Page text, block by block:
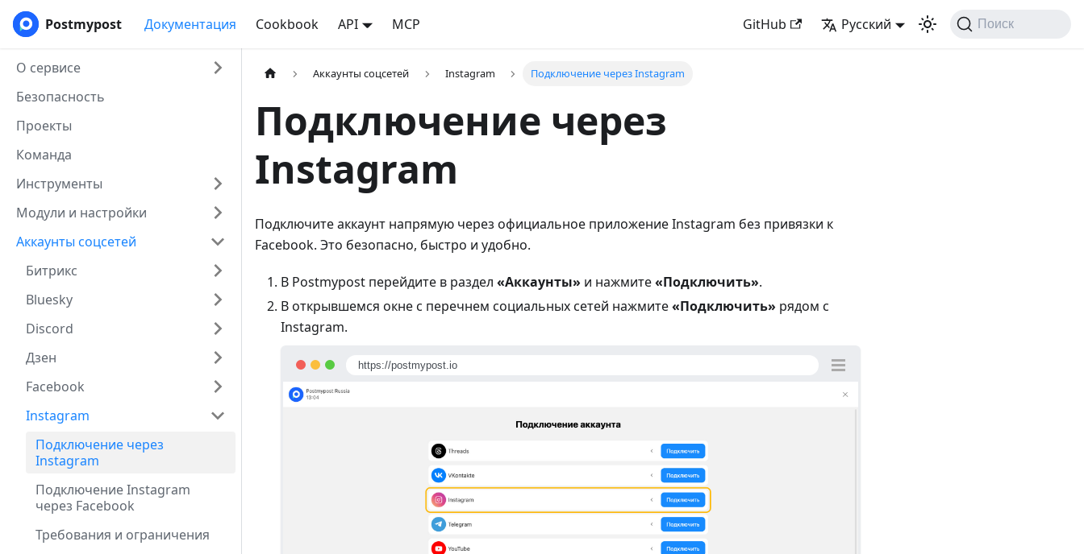
Postmypost Документация Cookbook API MCP GitHub Русский Поиск
О сервисе
Безопасность
Проекты
Команда
Инструменты
Модули и настройки
Аккаунты соцсетей
Битрикс
Bluesky
Discord
Дзен
Facebook
Instagram
Подключение через
Instagram
Подключение Instagram
через Facebook
Требования и ограничения
Аккаунты соцсетей Instagram Подключение через Instagram
Подключение через
Instagram
Подключите аккаунт напрямую через официальное приложение Instagram без привязки к
Facebook. Это безопасно, быстро и удобно.
В Postmypost перейдите в раздел «Аккаунты» и нажмите«Подключить».
В открывшемся окне с перечнем социальных сетей нажмите«Подключить» рядом с
Instagram.
https://postmypost.io